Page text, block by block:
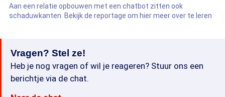
Aan een relatie opbouwen met een chatbot zitten ook
schaduwkanten. Bekijk de reportage om hier meer over te leren
Vragen? Stel ze!
Heb je nog vragen of wil je reageren? Stuur ons een
berichtje via de chat.